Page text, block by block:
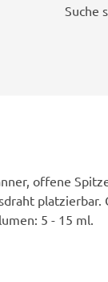
Suche
offene
platzierbar.
5 - 15 ml.